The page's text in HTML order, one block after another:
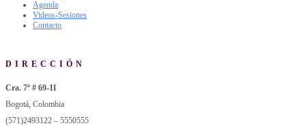
Agenda
Videos-Sesiones
Contacto
DIRECCIÓN
Cra. 7ª # 69-11
Bogotá, Colombia
(571)2493122 – 5550555